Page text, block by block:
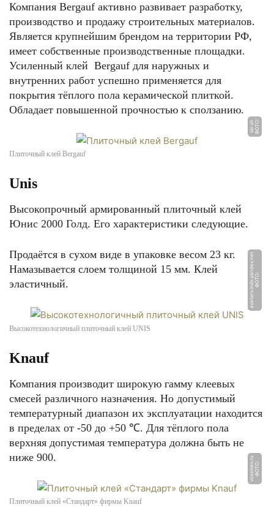
Компания Bergauf активно развивает разработку,
производство и продажу строительных материалов.
Является крупнейшим брендом на территории РФ,
имеет собственные производственные площадки.
Усиленный клей Bergauf для наружных и
внутренних работ успешно применяется для
покрытия тёплого пола керамической плиткой.
Обладает повышенной прочностью к сползанию.
Ф
О
Т
О:
s
k
r.
s
h
Плиточный клей Bergauf
Unis
Высокопрочный армированный плиточный клей
Юнис 2000 Голд. Его характеристики следующие.
Продаётся в сухом виде в упаковке весом 23 кг.
Намазывается слоем толщиной 15 мм. Клей
эластичный.
Ф
О
Т
О:
a
v
a
t
a
r
s.
m
d
s.
y
a
n
d
e
x.
n
e
t
Высокотехнологичный плиточный клей UNIS
Knauf
Компания производит широкую гамму клеевых
смесей различного назначения. Но допустимый
температурный диапазон их эксплуатации находится
в пределах от -50 до +50 ℃. Для тёплого пола
верхняя допустимая температура должна быть не
ниже 900.
Ф
О
Т
О:
v
o
s
s
m
e
s.
r
u
Плиточный клей «Стандарт» фирмы Knauf